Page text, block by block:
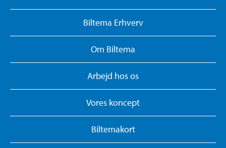
Biltema Erhverv
Om Biltema
Arbejd hos os
Vores koncept
Biltemakort